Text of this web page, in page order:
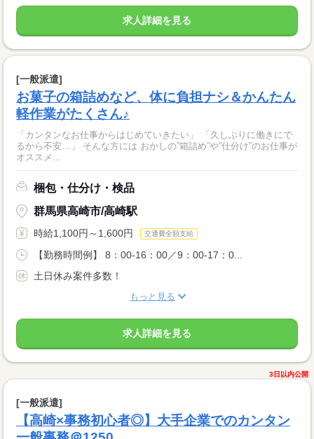
求人詳細を見る
[一般派遣]
お菓子の箱詰めなど、体に負担ナシ＆かんたん
軽作業がたくさん♪
「カンタンなお仕事からはじめていきたい」 「久しぶりに働きにで
るから不安…」 そんな方には おかしの”箱詰め”や”仕分け”のお仕事が
オススメ...
梱包・仕分け・検品
群馬県高崎市/高崎駅
時給1,100円～1,600円 交通費全額支給
【勤務時間例】 8：00-16：00／9：00-17：0...
土日休み案件多数！
もっと見る
求人詳細を見る
3日以内公開
[一般派遣]
【高崎×事務初心者◎】大手企業でのカンタン